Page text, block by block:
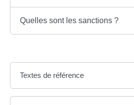
Quelles sont les sanctions ?
Textes de référence